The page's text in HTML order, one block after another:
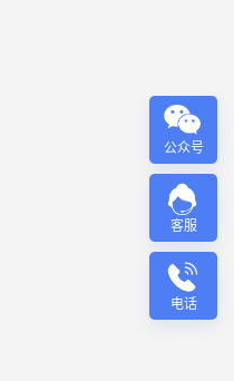
公众号
客服
电话